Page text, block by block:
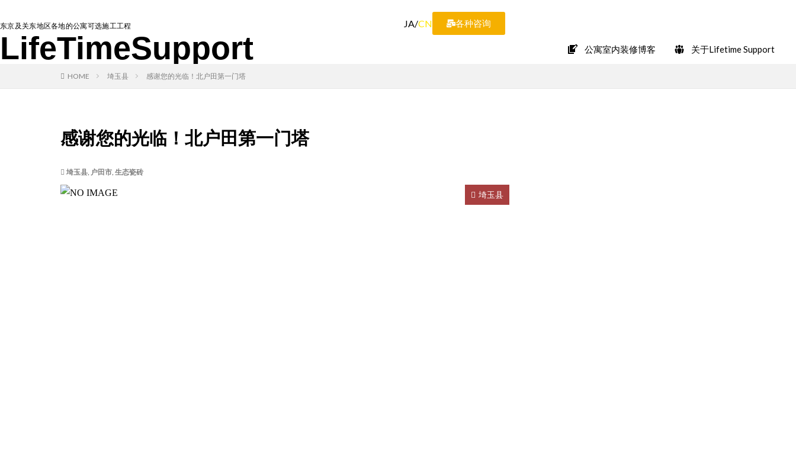
东京及关东地区各地的公寓可选施工工程
LifeTimeSupport
JA/CN 各种咨询
公寓室内装修博客 关于Lifetime Support
HOME 埼玉县 感谢您的光临！北户田第一门塔
感谢您的光临！北户田第一门塔
埼玉县, 户田市, 生态瓷砖
埼玉县